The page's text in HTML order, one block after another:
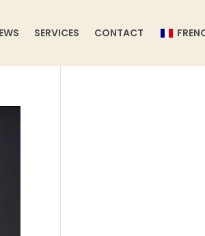
SERVICES CONTACT